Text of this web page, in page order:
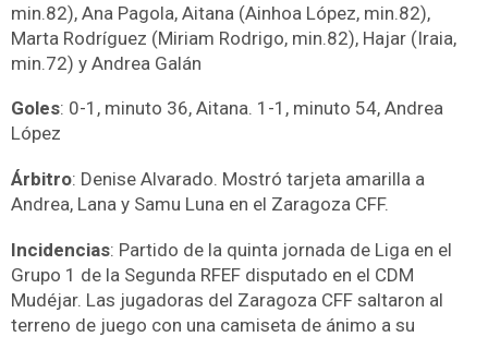
min.82), Ana Pagola, Aitana (Ainhoa López, min.82),
Marta Rodríguez (Miriam Rodrigo, min.82), Hajar (Iraia,
min.72) y Andrea Galán
Goles: 0-1, minuto 36, Aitana. 1-1, minuto 54, Andrea
López
Árbitro: Denise Alvarado. Mostró tarjeta amarilla a
Andrea, Lana y Samu Luna en el Zaragoza CFF.
Incidencias: Partido de la quinta jornada de Liga en el
Grupo 1 de la Segunda RFEF disputado en el CDM
Mudéjar. Las jugadoras del Zaragoza CFF saltaron al
terreno de juego con una camiseta de ánimo a su